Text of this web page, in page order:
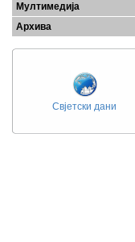
Мултимедија
Архива
Свјетски дани